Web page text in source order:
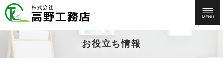
お役立ち情報